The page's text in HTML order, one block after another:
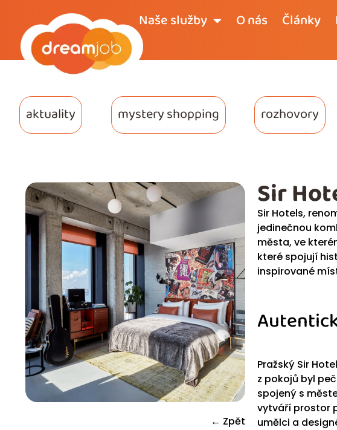
Naše služby O nás Články
aktuality mystery shopping rozhovory
← Zpět
Sir Hotels,
jedinečnou
města, ve
které spojují
inspirované
Pražský Sir
z pokojů byl
spojený s
vytváří prostor
umělci a
Sir